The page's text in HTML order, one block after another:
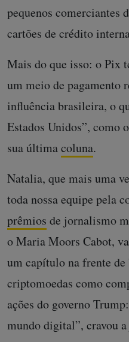
pequenos comerciantes
cartões de crédito
Mais do que isso: o Pix
um meio de pagamento
influência brasileira, o
Estados Unidos”, como
sua últimacoluna.
Natalia, que mais uma
toda nossa equipe pela
prêmios de jornalismo
o Maria Moors Cabot,
um capítulo na frente de
criptomoedas como
ações do governo
mundo digital”, cravou